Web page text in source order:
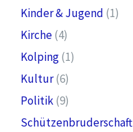
Kinder & Jugend (1)
Kirche(4)
Kolping(1)
Kultur(6)
Politik(9)
Schützenbruderschaft